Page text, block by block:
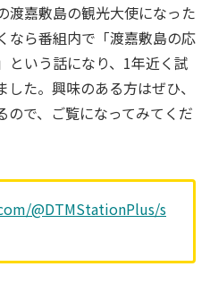
渡嘉敷島の観光大使になった
なら番組内で「渡嘉敷島の応
という話になり、1年近く試
た。興味のある方はぜひ、
ので、ご覧になってみてくだ
@DTMStationPlus/s